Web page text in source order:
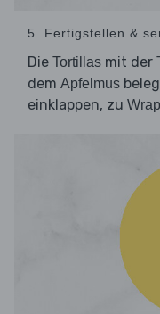
5. Fertigstellen &
Die Tortillas mit der
dem Apfelmus
einklappen, zu